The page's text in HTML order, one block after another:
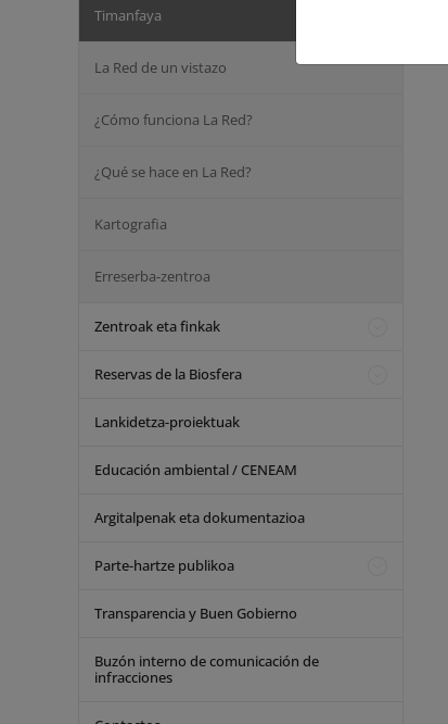
Timanfaya
La Red de un vistazo
¿Cómo funciona La Red?
¿Qué se hace en La Red?
Kartografia
Erreserba-zentroa
Zentroak eta finkak
Reservas de la Biosfera
Lankidetza-proiektuak
Educación ambiental / CENEAM
Argitalpenak eta dokumentazioa
Parte-hartze publikoa
Transparencia y Buen Gobierno
Buzón interno de comunicación de
infracciones